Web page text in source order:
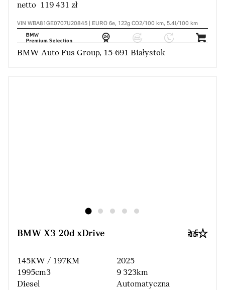
netto 119 431 zł
VIN WBA81GE0707U20845 | EURO 6e, 122g CO2/100 km, 5.4l/100 km
BMW Auto Fus Group, 15-691 Białystok
BMW X3 20d xDrive
145KW / 197KM
1995cm3
Diesel
2025
9 323km
Automatyczna